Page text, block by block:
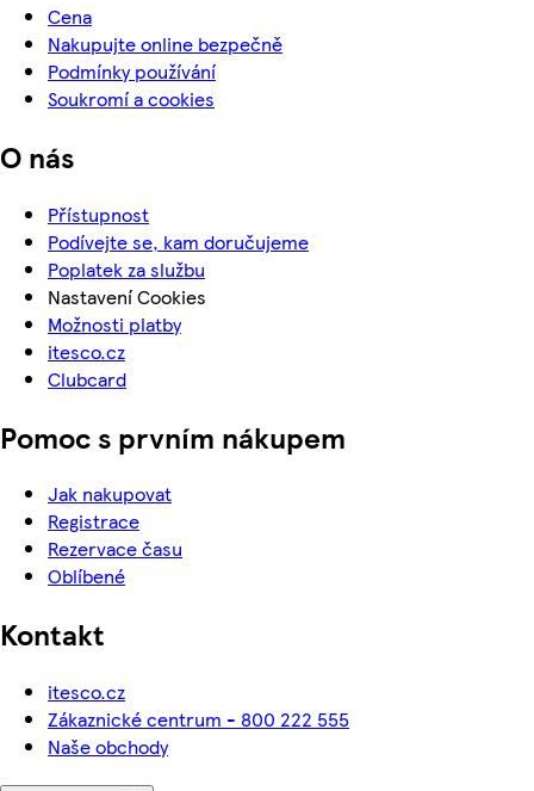
Cena
Nakupujte online bezpečně
Podmínky používání
Soukromí a cookies
O nás
Přístupnost
Podívejte se, kam doručujeme
Poplatek za službu
Nastavení Cookies
Možnosti platby
itesco.cz
Clubcard
Pomoc s prvním nákupem
Jak nakupovat
Registrace
Rezervace času
Oblíbené
Kontakt
itesco.cz
Zákaznické centrum - 800 222 555
Naše obchody